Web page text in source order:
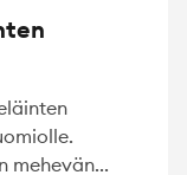
mehevän...